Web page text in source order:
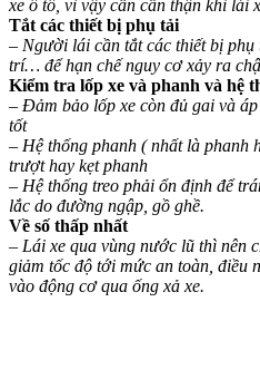
xe ô tô, vì vậy cần cẩn thận khi lái
Tắt các thiết bị phụ tải
– Người lái cần tắt các thiết bị
trí… để hạn chế nguy cơ xảy ra
Kiểm tra lốp xe và phanh và hệ
– Đảm bảo lốp xe còn đủ gai và
tốt
– Hệ thống phanh ( nhất là phanh
trượt hay kẹt phanh
– Hệ thống treo phải ổn định để
lắc do đường ngập, gồ ghề.
Về số thấp nhất
– Lái xe qua vùng nước lũ thì nên
giảm tốc độ tới mức an toàn, điều
vào động cơ qua ống xả xe.